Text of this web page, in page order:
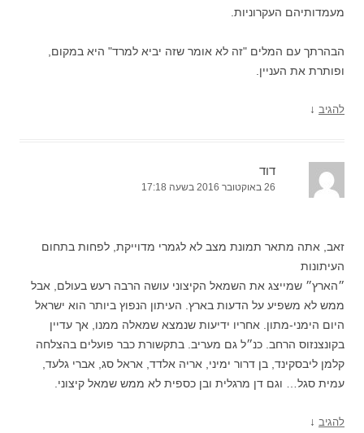
מעמדותיהם העקרוניות.
הבהרתך עם המלים "זה לא אומר שזה יביא למרד" היא במקום,
ופותרת את העניין.
להגיב ↓
דוד
26 באוקטובר 2016 בשעה 17:18
זאב, אתה מתאר תמונת מצב לא לגמרי מדוייקת, לפחות בתחום
העיתונות
״הארץ״ שמייצג את השמאל הקיצוני עושה הרבה רעש בעולם, אבל
ממש לא משפיע על הדעות בארץ. העיתון הנפוץ ביותר הוא ישראל
היום הימני-מתון. אחריו ידיעות שנמצא שמאלה ממנו, אך עדיין
בקונצנזוס הרחב. כנ״ל גם מעריב. בתקשורת כבר פועלים בהצלחה
קלמן ליבסקינד, בן דרור ימיני, אריה אלדד, אראל סג, אברי גלעד,
עמית סגל… וגם דן מרגלית ובן כספית לא ממש שמאל קיצוני.
להגיב ↓